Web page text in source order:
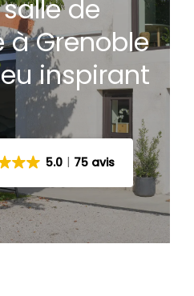
de
à Grenoble
inspirant
5.0 75 avis